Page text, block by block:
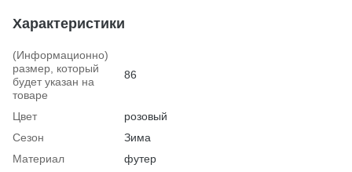
Характеристики
(Информационно)
размер, который
будет указан на
товаре
86
Цвет
розовый
Сезон
Зима
Материал
футер